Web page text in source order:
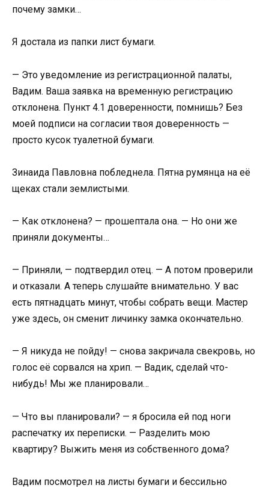
почему замки…
Я достала из папки лист бумаги.
— Это уведомление из регистрационной палаты,
Вадим. Ваша заявка на временную регистрацию
отклонена. Пункт 4.1 доверенности, помнишь? Без
моей подписи на согласии твоя доверенность —
просто кусок туалетной бумаги.
Зинаида Павловна побледнела. Пятна румянца на её
щеках стали землистыми.
— Как отклонена? — прошептала она. — Но они же
приняли документы…
— Приняли, — подтвердил отец. — А потом проверили
и отказали. А теперь слушайте внимательно. У вас
есть пятнадцать минут, чтобы собрать вещи. Мастер
уже здесь, он сменит личинку замка окончательно.
— Я никуда не пойду! — снова закричала свекровь, но
голос её сорвался на хрип. — Вадик, сделай что-
нибудь! Мы же планировали…
— Что вы планировали? — я бросила ей под ноги
распечатку их переписки. — Разделить мою
квартиру? Выжить меня из собственного дома?
Вадим посмотрел на листы бумаги и бессильно